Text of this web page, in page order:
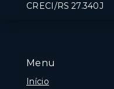
Menu
Início
CRECI/RS 27.340J